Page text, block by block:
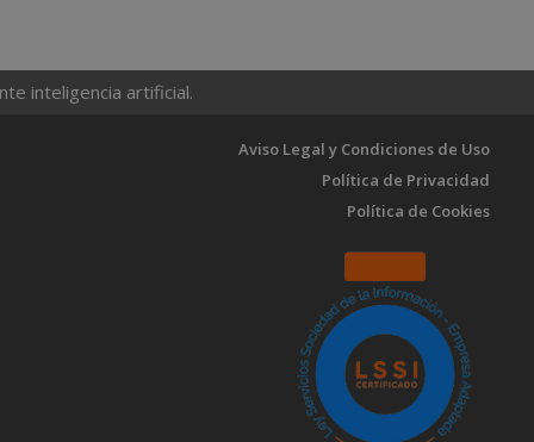
inteligencia artificial.
Aviso Legal y Condiciones de Uso
Política de Privacidad
Política de Cookies